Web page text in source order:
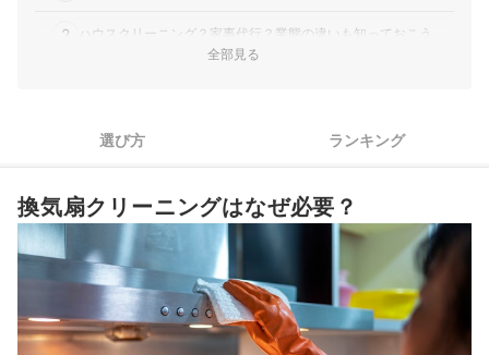
アイ・コーポレーション｜アイ・コーポレーション
換気扇のフィルターやファンを分解洗浄し、浴室の水垢・カ
洗剤を段階的に使い分けて汚れを落とします。換気扇分解洗
浄は約1時間半〜2時間半で作業し…
エアコン・お風呂・洗濯機・キッチン・換気扇など、お家の
中のあらゆる場所のクリーニングに対応しています。ユアマ
イスターに登録しているプロを検索して、依頼が可能。満足
保証がついており、3日以内の申し出で再施工または返金に
対応してくれます。
アクティア｜カジタク
コートやダウンなど最大14点、すべて一律料金できれいに洗
2 ハウスクリーニング？家事代行？業態の違いも知っておこう
5 予約時間やキャンセル料にも注目
換気扇クリーニング全10選おすすめ人気ランキング
換気扇以外のクリーニング業者もチェック！
全部見る
選び方 ランキング
換気扇クリーニングはなぜ必要？